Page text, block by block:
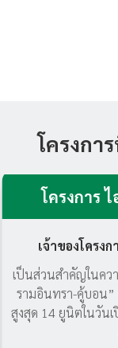
โครงกา
โครงการ
เจ้าของโครงก
เป็นส่วนสำคัญในคว
รามอินทรา-คู้บอน
สูงสุด 14 ยูนิตในวันเ